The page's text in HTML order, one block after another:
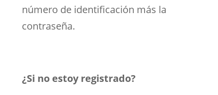
número de identificación más la
contraseña.
¿Si no estoy registrado?